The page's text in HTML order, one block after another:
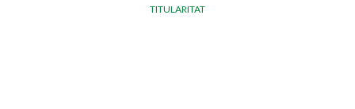
TITULARITAT